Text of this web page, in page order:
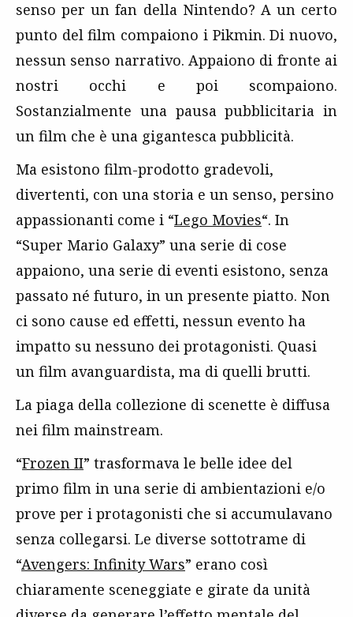
senso per un fan della Nintendo? A un certo
punto del film compaiono i Pikmin. Di nuovo,
nessun senso narrativo. Appaiono di fronte ai
nostri occhi e poi scompaiono.
Sostanzialmente una pausa pubblicitaria in
un film che è una gigantesca pubblicità.
Ma esistono film-prodotto gradevoli,
divertenti, con una storia e un senso, persino
appassionanti come i “Lego Movies“. In
“Super Mario Galaxy” una serie di cose
appaiono, una serie di eventi esistono, senza
passato né futuro, in un presente piatto. Non
ci sono cause ed effetti, nessun evento ha
impatto su nessuno dei protagonisti. Quasi
un film avanguardista, ma di quelli brutti.
La piaga della collezione di scenette è diffusa
nei film mainstream.
“Frozen II” trasformava le belle idee del
primo film in una serie di ambientazioni e/o
prove per i protagonisti che si accumulavano
senza collegarsi. Le diverse sottotrame di
“Avengers: Infinity Wars” erano così
chiaramente sceneggiate e girate da unità